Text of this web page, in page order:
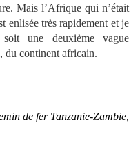
Mais l’Afrique qui n’était
enlisée très rapidement et je
une deuxième vague
du continent africain.
de fer Tanzanie-Zambie,